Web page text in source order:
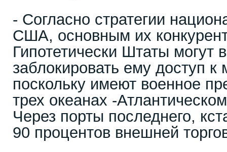
- Согласно стратегии
США, основным их
Гипотетически Штаты могут
заблокировать ему доступ
поскольку имеют военное
трех океанах -
Через порты последнего,
90 процентов внешней